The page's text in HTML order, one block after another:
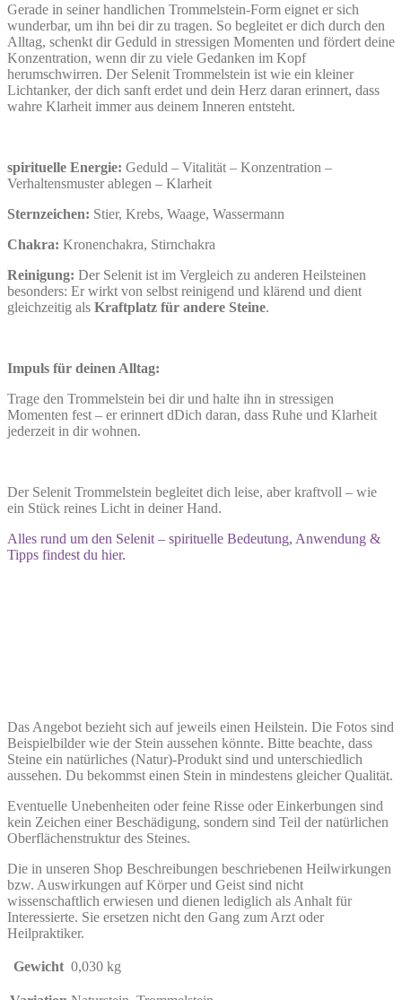
Gerade in seiner handlichen Trommelstein-Form eignet er sich
wunderbar, um ihn bei dir zu tragen. So begleitet er dich durch den
Alltag, schenkt dir Geduld in stressigen Momenten und fördert deine
Konzentration, wenn dir zu viele Gedanken im Kopf
herumschwirren. Der Selenit Trommelstein ist wie ein kleiner
Lichtanker, der dich sanft erdet und dein Herz daran erinnert, dass
wahre Klarheit immer aus deinem Inneren entsteht.
spirituelle Energie: Geduld – Vitalität – Konzentration –
Verhaltensmuster ablegen – Klarheit
Sternzeichen: Stier, Krebs, Waage, Wassermann
Chakra: Kronenchakra, Stirnchakra
Reinigung: Der Selenit ist im Vergleich zu anderen Heilsteinen
besonders: Er wirkt von selbst reinigend und klärend und dient
gleichzeitig als Kraftplatz für andere Steine.
Impuls für deinen Alltag:
Trage den Trommelstein bei dir und halte ihn in stressigen
Momenten fest – er erinnert dDich daran, dass Ruhe und Klarheit
jederzeit in dir wohnen.
Der Selenit Trommelstein begleitet dich leise, aber kraftvoll – wie
ein Stück reines Licht in deiner Hand.
Alles rund um den Selenit – spirituelle Bedeutung, Anwendung &
Tipps findest du hier.
Das Angebot bezieht sich auf jeweils einen Heilstein. Die Fotos sind
Beispielbilder wie der Stein aussehen könnte. Bitte beachte, dass
Steine ein natürliches (Natur)-Produkt sind und unterschiedlich
aussehen. Du bekommst einen Stein in mindestens gleicher Qualität.
Eventuelle Unebenheiten oder feine Risse oder Einkerbungen sind
kein Zeichen einer Beschädigung, sondern sind Teil der natürlichen
Oberflächenstruktur des Steines.
Die in unseren Shop Beschreibungen beschriebenen Heilwirkungen
bzw. Auswirkungen auf Körper und Geist sind nicht
wissenschaftlich erwiesen und dienen lediglich als Anhalt für
Interessierte. Sie ersetzen nicht den Gang zum Arzt oder
Heilpraktiker.
Gewicht 0,030 kg